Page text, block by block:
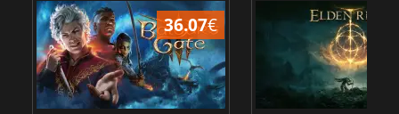
36.07€